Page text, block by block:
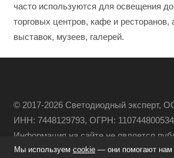
часто используются для освещения
торговых центров, кафе и ресторанов,
выставок, музеев, галерей.
© 2017-2026 Светодиодный эксперт,
ИНН: 7448129793, ОГРН:
Информация на сайте не является
Политика конфиденциальности
Мы используем cookie — они помогают нам